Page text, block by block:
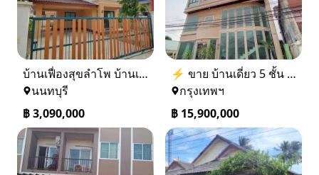
บ้านเฟื่องสุขลำโพ บ้านเดี่ยวสร้างใหม่ บางบัวทอง
นนทบุรี
฿3,090,000
⚡ ขาย บ้านเดี่ยว 5 ชั้น ซอย ประชาชื่น 14 ใกล้ BTS
กรุงเทพฯ
฿ 15,900,000